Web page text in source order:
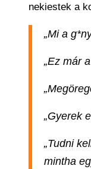
nekiestek a
„Mi a
„Ez már
„Gyerek
„Tudni
mintha